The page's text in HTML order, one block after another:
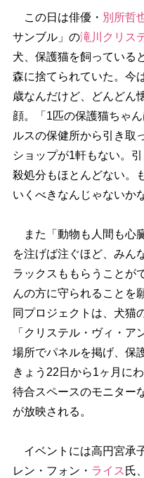
この日は俳優・ 別所哲
サンブル」の滝川クリス
犬、保護猫を飼っている
森に捨てられていた。今
歳なんだけど、どんどん
顔。「1匹の保護猫ちゃ
ルスの保健所から引き取
ショップが1軒もない。
殺処分もほとんどない。
いくべきなんじゃないか
また「動物も人間も心
を注げば注ぐほど、みん
ラックスももらうことが
んの方に守られることを
同プロジェクトは、犬猫
「クリステル・ヴィ・ア
場所でパネルを掲げ、保
きょう22日から1ヶ月に
待合スペースのモニター
が放映される。
イベントには高円宮承
レン・フォン・ ライス 氏